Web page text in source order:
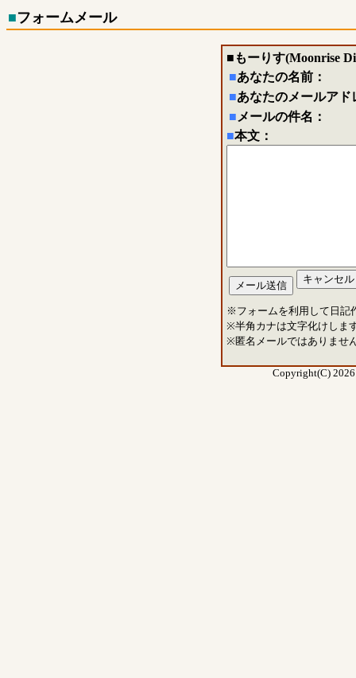
■フォームメール
■ もーりす(Moonrise
■あなたの名前：
■あなたのメールアド
■ メールの件名：
■本文：
※フォームを利用して日記
※半角カナは文字化けしま
※匿名メールではありませ
Copyright(C)